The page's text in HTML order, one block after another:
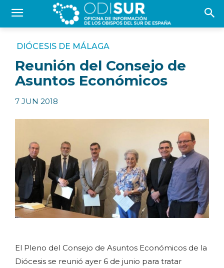
DIÓCESIS DE MÁLAGA
Reunión del Consejo de
Asuntos Económicos
7 JUN 2018
El Pleno del Consejo de Asuntos Económicos de la
Diócesis se reunió ayer 6 de junio para tratar